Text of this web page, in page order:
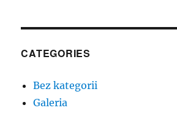
CATEGORIES
Bez kategorii
Galeria